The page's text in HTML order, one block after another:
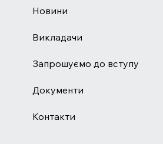
Новини
Викладачи
Запрошуємо до вступу
Документи
Контакти